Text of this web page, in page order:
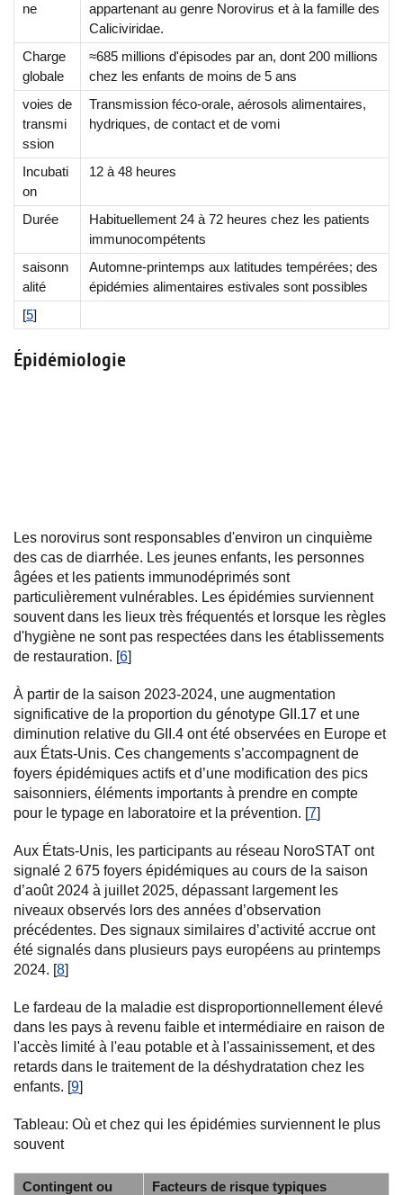
ne
appartenant au genre Norovirus et à la famille des
Caliciviridae.
Charge
globale
≈685 millions d'épisodes par an, dont 200 millions
chez les enfants de moins de 5 ans
voies de
transmi
ssion
Transmission féco-orale, aérosols alimentaires,
hydriques, de contact et de vomi
Incubati
on
12 à 48 heures
Durée
Habituellement 24 à 72 heures chez les patients
immunocompétents
saisonn
alité
Automne-printemps aux latitudes tempérées; des
épidémies alimentaires estivales sont possibles
[5]
Épidémiologie
Les norovirus sont responsables d'environ un cinquième
des cas de diarrhée. Les jeunes enfants, les personnes
âgées et les patients immunodéprimés sont
particulièrement vulnérables. Les épidémies surviennent
souvent dans les lieux très fréquentés et lorsque les règles
d'hygiène ne sont pas respectées dans les établissements
de restauration. [6]
À partir de la saison 2023-2024, une augmentation
significative de la proportion du génotype GII.17 et une
diminution relative du GII.4 ont été observées en Europe et
aux États-Unis. Ces changements s’accompagnent de
foyers épidémiques actifs et d’une modification des pics
saisonniers, éléments importants à prendre en compte
pour le typage en laboratoire et la prévention. [7]
Aux États-Unis, les participants au réseau NoroSTAT ont
signalé 2 675 foyers épidémiques au cours de la saison
d’août 2024 à juillet 2025, dépassant largement les
niveaux observés lors des années d’observation
précédentes. Des signaux similaires d’activité accrue ont
été signalés dans plusieurs pays européens au printemps
2024. [8]
Le fardeau de la maladie est disproportionnellement élevé
dans les pays à revenu faible et intermédiaire en raison de
l'accès limité à l'eau potable et à l'assainissement, et des
retards dans le traitement de la déshydratation chez les
enfants. [9]
Tableau: Où et chez qui les épidémies surviennent le plus
souvent
Contingent ou
Facteurs de risque typiques